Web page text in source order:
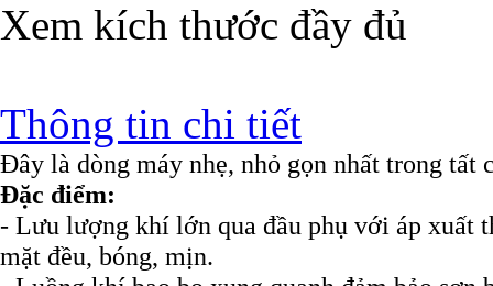
Xem kích thước đầy đủ
Thông tin chi tiết
Đây là dòng máy nhẹ, nhỏ gọn nhất trong tất
Đặc điểm:
- Lưu lượng khí lớn qua đầu phụ với áp xuất
mặt đều, bóng, mịn.